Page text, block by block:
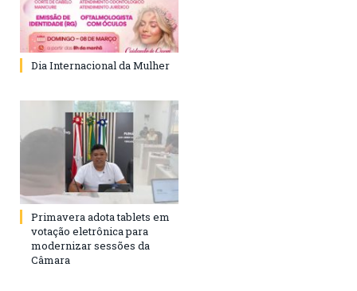
Dia Internacional da Mulher
Primavera adota tablets em
votação eletrônica para
modernizar sessões da
Câmara